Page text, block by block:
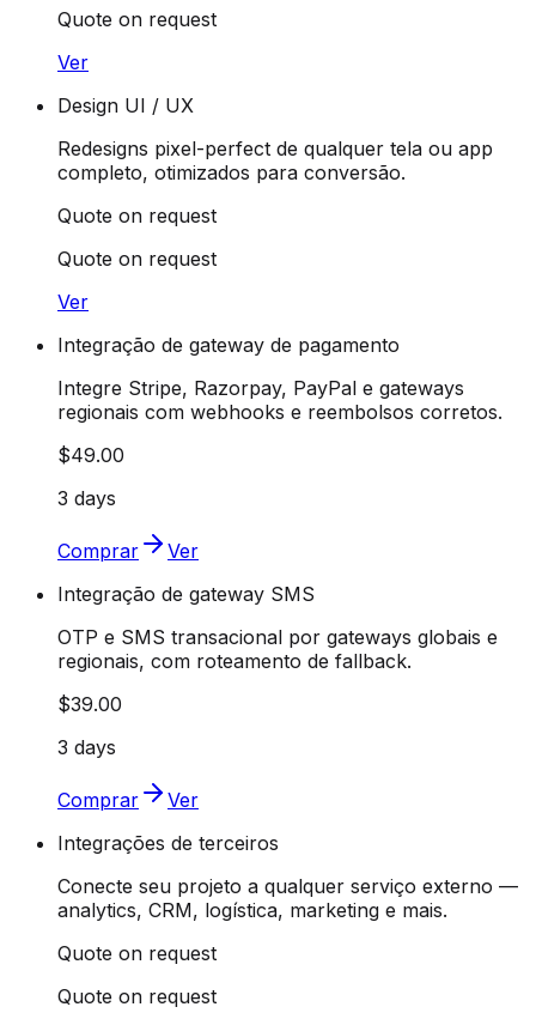
Quote on request
Ver
Design UI / UX
Redesigns pixel-perfect de qualquer tela ou app
completo, otimizados para conversão.
Quote on request
Quote on request
Ver
Integração de gateway de pagamento
Integre Stripe, Razorpay, PayPal e gateways
regionais com webhooks e reembolsos corretos.
$49.00
3 days
Comprar
Ver
Integração de gateway SMS
OTP e SMS transacional por gateways globais e
regionais, com roteamento de fallback.
$39.00
3 days
Comprar
Ver
Integrações de terceiros
Conecte seu projeto a qualquer serviço externo —
analytics, CRM, logística, marketing e mais.
Quote on request
Quote on request